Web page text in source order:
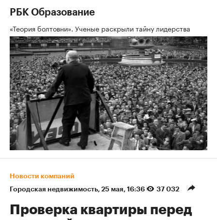
РБК Образование
«Теория болтовни». Ученые раскрыли тайну лидерства
Новости компаний
Городская недвижимость⁠, 25 мая, 16:36 37 032
Проверка квартиры перед